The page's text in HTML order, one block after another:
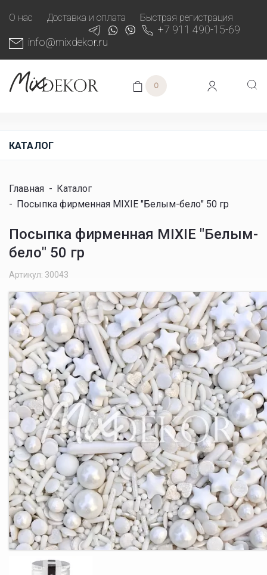
О нас Доставка и оплата Быстрая регистрация
+7 911 490-15-69
info@mixdekor.ru
0
КАТАЛОГ
Главная - Каталог
- Посыпка фирменная MIXIE "Белым-бело" 50 гр
Посыпка фирменная MIXIE "Белым-
бело" 50 гр
Артикул: 30043